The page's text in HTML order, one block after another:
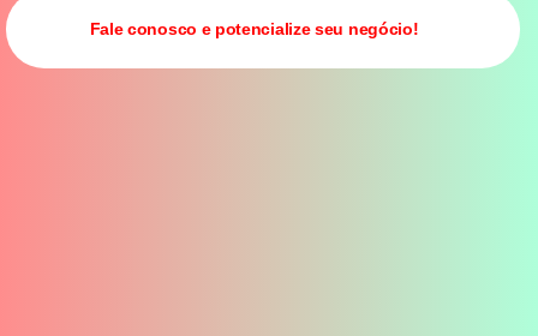
Fale conosco e potencialize seu negócio!